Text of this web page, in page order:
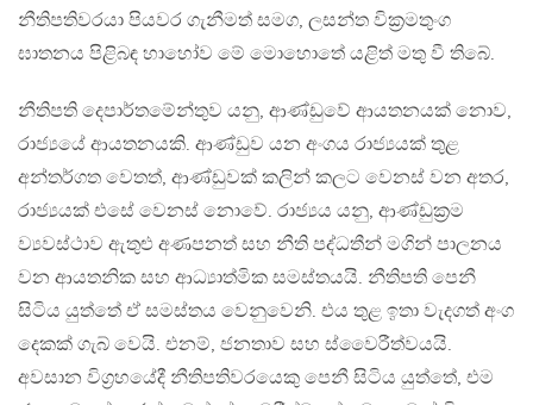
නීතිපතිවරයා පියවර ගැනීමත් සමග, ලසන්ත වික්‍රමතුංග
ඝාතනය පිළිබඳ හාහෝව මේ මොහොතේ යළිත් මතු වී තිබේ.
නීතිපති දෙපාර්තමේන්තුව යනු, ආණ්ඩුවේ ආයතනයක් නොව,
රාජ්‍යයේ ආයතනයකි. ආණ්ඩුව යන අංගය රාජ්‍යයක් තුළ
අන්තර්ගත වෙතත්, ආණ්ඩුවක් කලින් කලට වෙනස් වන අතර,
රාජ්‍යයක් එසේ වෙනස් නොවේ. රාජ්‍යය යනු, ආණ්ඩුක්‍රම
ව්‍යවස්ථාව ඇතුළු අණපනත් සහ නීති පද්ධතීන් මගින් පාලනය
වන ආයතනික සහ ආධ්‍යාත්මික සමස්තයයි. නීතිපති පෙනී
සිටිය යුත්තේ ඒ සමස්තය වෙනුවෙනි. එය තුළ ඉතා වැදගත් අංග
දෙකක් ගැබ් වෙයි. එනම්, ජනතාව සහ ස්වෛරීත්වයයි.
අවසාන විග්‍රහයේදී නීතිපතිවරයෙකු පෙනී සිටිය යුත්තේ, එම